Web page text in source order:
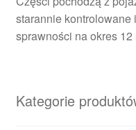
starannie
sprawności na okres 12
Kategorie